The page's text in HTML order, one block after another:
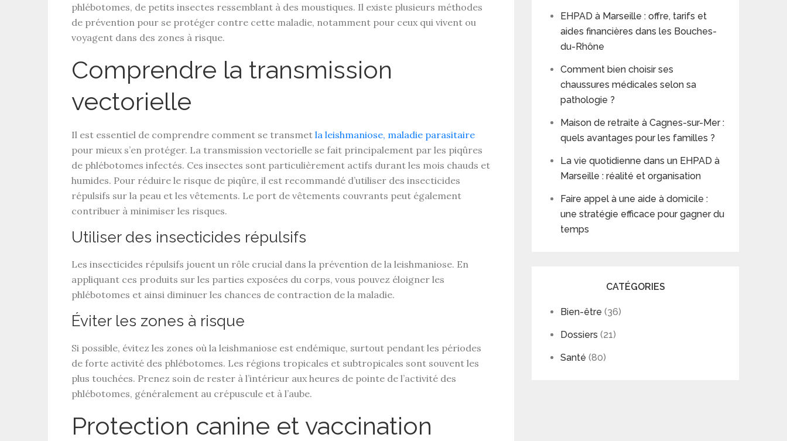
phlébotomes, de petits insectes ressemblant à des moustiques. Il existe plusieurs méthodes
de prévention pour se protéger contre cette maladie, notamment pour ceux qui vivent ou
voyagent dans des zones à risque.
Comprendre la transmission
vectorielle
Il est essentiel de comprendre comment se transmet la leishmaniose, maladie parasitaire
pour mieux s’en protéger. La transmission vectorielle se fait principalement par les piqûres
de phlébotomes infectés. Ces insectes sont particulièrement actifs durant les mois chauds et
humides. Pour réduire le risque de piqûre, il est recommandé d’utiliser des insecticides
répulsifs sur la peau et les vêtements. Le port de vêtements couvrants peut également
contribuer à minimiser les risques.
Utiliser des insecticides répulsifs
Les insecticides répulsifs jouent un rôle crucial dans la prévention de la leishmaniose. En
appliquant ces produits sur les parties exposées du corps, vous pouvez éloigner les
phlébotomes et ainsi diminuer les chances de contraction de la maladie.
Éviter les zones à risque
Si possible, évitez les zones où la leishmaniose est endémique, surtout pendant les périodes
de forte activité des phlébotomes. Les régions tropicales et subtropicales sont souvent les
plus touchées. Prenez soin de rester à l’intérieur aux heures de pointe de l’activité des
phlébotomes, généralement au crépuscule et à l’aube.
Protection canine et vaccination
EHPAD à Marseille : offre, tarifs et
aides financières dans les Bouches-
du-Rhône
Comment bien choisir ses
chaussures médicales selon sa
pathologie ?
Maison de retraite à Cagnes-sur-Mer :
quels avantages pour les familles ?
La vie quotidienne dans un EHPAD à
Marseille : réalité et organisation
Faire appel à une aide à domicile :
une stratégie efficace pour gagner du
temps
CATÉGORIES
Bien-être (36)
Dossiers (21)
Santé (80)